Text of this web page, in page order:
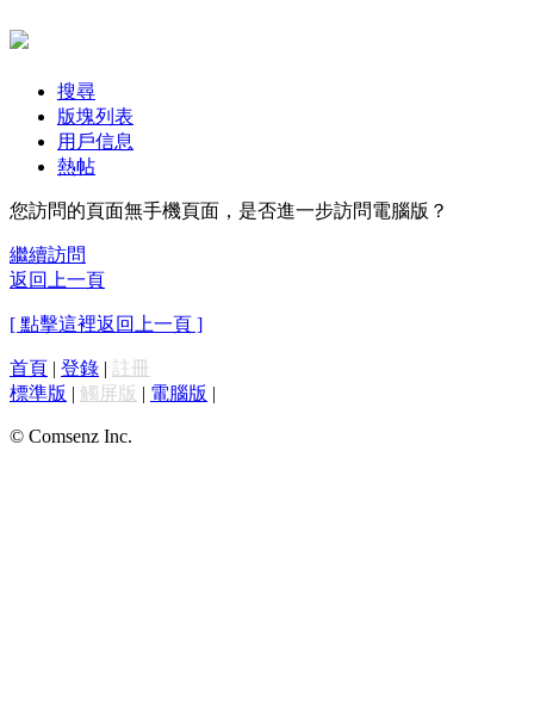
搜尋
版塊列表
用戶信息
熱帖
您訪問的頁面無手機頁面，是否進一步訪問電腦版？
繼續訪問
返回上一頁
[ 點擊這裡返回上一頁 ]
首頁 | 登錄 | 註冊
標準版 | 觸屏版 | 電腦版 |
© Comsenz Inc.